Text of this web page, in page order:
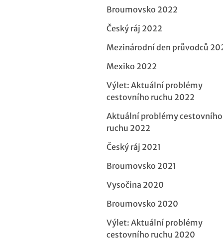
Broumovsko 2022
Český ráj 2022
Mezinárodní den průvodců
Mexiko 2022
Výlet: Aktuální problémy
cestovního ruchu 2022
Aktuální problémy cestovního
ruchu 2022
Český ráj 2021
Broumovsko 2021
Vysočina 2020
Broumovsko 2020
Výlet: Aktuální problémy
cestovního ruchu 2020